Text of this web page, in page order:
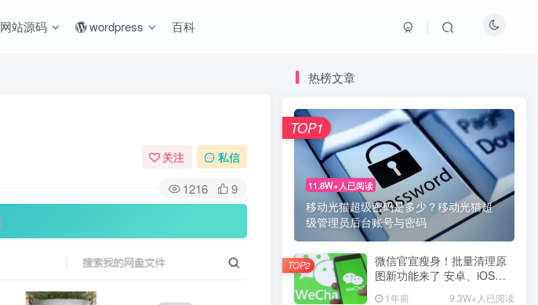
网站源码 wordpress 百科
关注 私信
1216 9
热榜文章
11.8W+人已阅读
移动光猫超级密码是多少？移动光猫超
级管理员后台账号与密码
TOP1
微信官宣瘦身！批量清理原
图新功能来了 安卓、iOS均
1年前 9.3W+人已阅读
TOP2